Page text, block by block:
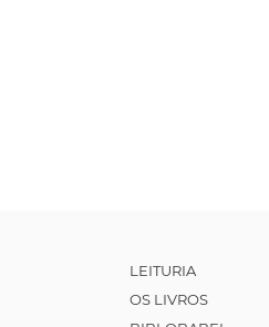
LEITURIA
OS LIVROS